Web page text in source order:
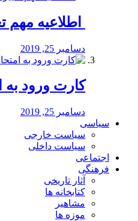
اطلاعیه مهم
دسامبر 25, 2019
کارت ورود به
دسامبر 25, 2019
سیاسی
سیاست خارجی
سیاست داخلی
اجتماعی
فرهنگی
آثار تاریخی
کتابخانه ها
مشاهیر
موزه ها